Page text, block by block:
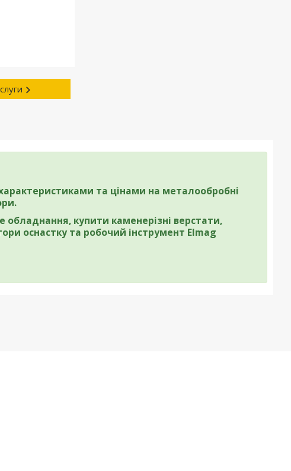
та цінами на металообробні
купити каменерізні верстати,
оснастку та робочий інструмент Elmag